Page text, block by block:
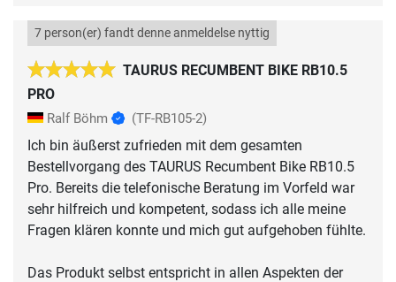
TAURUS RECUMBENT BIKE RB10.5
PRO
7 person(er) fandt denne anmeldelse nyttig
Ralf Böhm (TF-RB105-2)
Ich bin äußerst zufrieden mit dem gesamten
Bestellvorgang des TAURUS Recumbent Bike RB10.5
Pro. Bereits die telefonische Beratung im Vorfeld war
sehr hilfreich und kompetent, sodass ich alle meine
Fragen klären konnte und mich gut aufgehoben fühlte.
Das Produkt selbst entspricht in allen Aspekten der